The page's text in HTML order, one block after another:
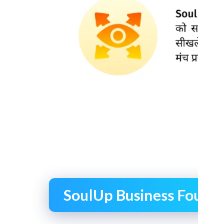
SoulUp Business